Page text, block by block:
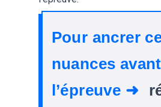
Pour ancrer
nuances avant
l’épreuve ➜